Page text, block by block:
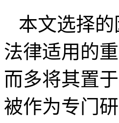
本文选择的
法律适用的
而多将其置
被作为专门